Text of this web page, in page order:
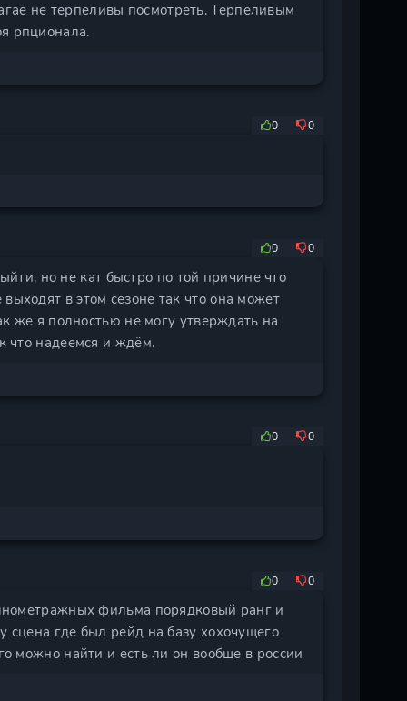
не терпеливы посмотреть. Терпеливым
рпционала.
0 0
0 0
но не кат быстро по той причине что
в этом сезоне так что она может
же я полностью не могу утверждать на
что надеемся и ждём.
0 0
0 0
фильма порядковый ранг и
где был рейд на базу хохочущего
можно найти и есть ли он вообще в россии